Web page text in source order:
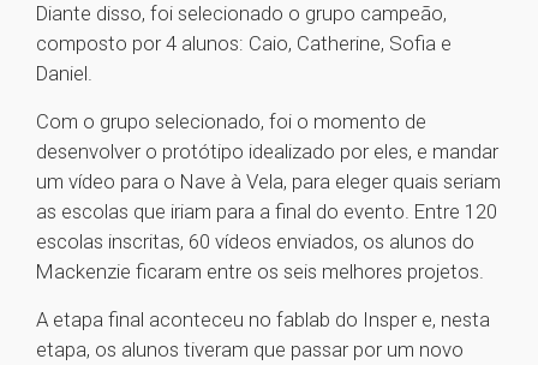
Diante disso, foi selecionado o grupo campeão,
composto por 4 alunos: Caio, Catherine, Sofia e
Daniel.
Com o grupo selecionado, foi o momento de
desenvolver o protótipo idealizado por eles, e mandar
um vídeo para o Nave à Vela, para eleger quais seriam
as escolas que iriam para a final do evento. Entre 120
escolas inscritas, 60 vídeos enviados, os alunos do
Mackenzie ficaram entre os seis melhores projetos.
A etapa final aconteceu no fablab do Insper e, nesta
etapa, os alunos tiveram que passar por um novo